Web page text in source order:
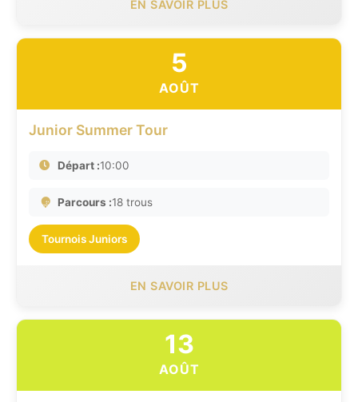
EN SAVOIR PLUS
5
AOÛT
Junior Summer Tour
Départ :10:00
Parcours :18 trous
Tournois Juniors
EN SAVOIR PLUS
13
AOÛT